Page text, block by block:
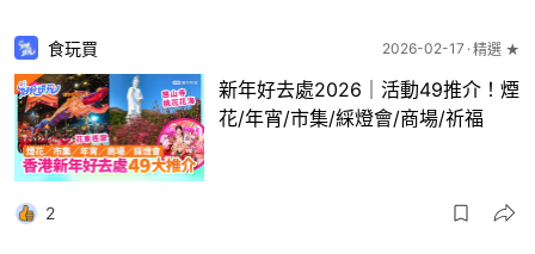
食玩買 2026-02-17 精選 ★
新年好去處2026｜活動49推介！煙
花/年宵/市集/綵燈會/商場/祈福
2